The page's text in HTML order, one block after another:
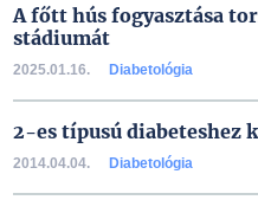
A főtt hús fogyasztása
stádiumát
2025.01.16. Diabetológia
2-es típusú diabeteshez
2014.04.04. Diabetológia